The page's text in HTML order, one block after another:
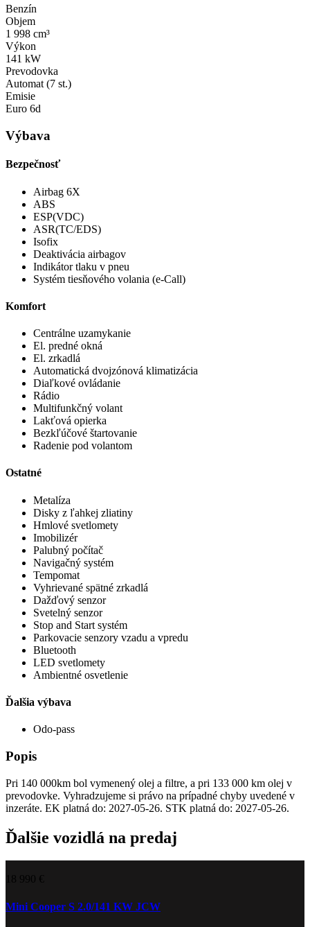
Benzín
Objem
1 998 cm³
Výkon
141 kW
Prevodovka
Automat (7 st.)
Emisie
Euro 6d
Výbava
Bezpečnosť
Airbag 6X
ABS
ESP(VDC)
ASR(TC/EDS)
Isofix
Deaktivácia airbagov
Indikátor tlaku v pneu
Systém tiesňového volania (e-Call)
Komfort
Centrálne uzamykanie
El. predné okná
El. zrkadlá
Automatická dvojzónová klimatizácia
Diaľkové ovládanie
Rádio
Multifunkčný volant
Lakťová opierka
Bezkľúčové štartovanie
Radenie pod volantom
Ostatné
Metalíza
Disky z ľahkej zliatiny
Hmlové svetlomety
Imobilizér
Palubný počítač
Navigačný systém
Tempomat
Vyhrievané spätné zrkadlá
Dažďový senzor
Svetelný senzor
Stop and Start systém
Parkovacie senzory vzadu a vpredu
Bluetooth
LED svetlomety
Ambientné osvetlenie
Ďalšia výbava
Odo-pass
Popis
Pri 140 000km bol vymenený olej a filtre, a pri 133 000 km olej v
prevodovke. Vyhradzujeme si právo na prípadné chyby uvedené v
inzeráte. EK platná do: 2027-05-26. STK platná do: 2027-05-26.
Ďalšie vozidlá na predaj
18 990 €
Mini Cooper S 2.0/141 KW JCW